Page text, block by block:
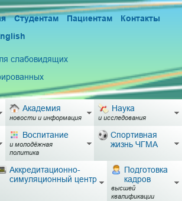
Студентам Пациентам
Контакты
слабовидящих
Академия
новости и информация
Наука
и исследования
Воспитание
и молодёжная
политика
Спортивная
жизнь ЧГМА
Аккредитационно-
симуляционный центр
Подготовка
кадров
высшей
квалификации